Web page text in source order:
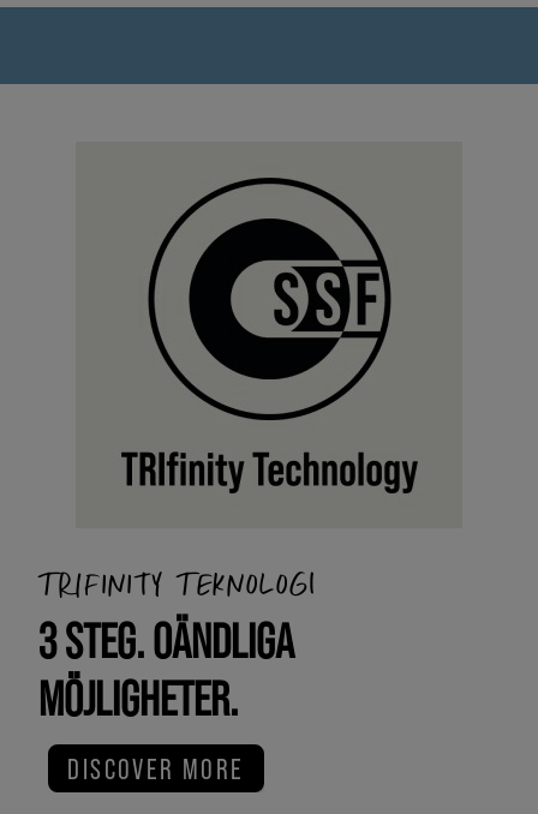
TRIFINITY TEKNOLOGI
3 STEG. OÄNDLIGA
MÖJLIGHETER.
DISCOVER MORE